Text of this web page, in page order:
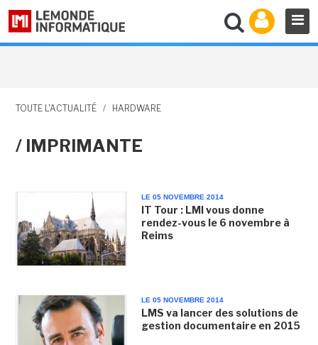
TOUTE L'ACTUALITÉ / HARDWARE
/ IMPRIMANTE
LE 05 NOVEMBRE 2014
IT Tour : LMI vous donne
rendez-vous le 6 novembre à
Reims
LE 05 NOVEMBRE 2014
LMS va lancer des solutions de
gestion documentaire en 2015